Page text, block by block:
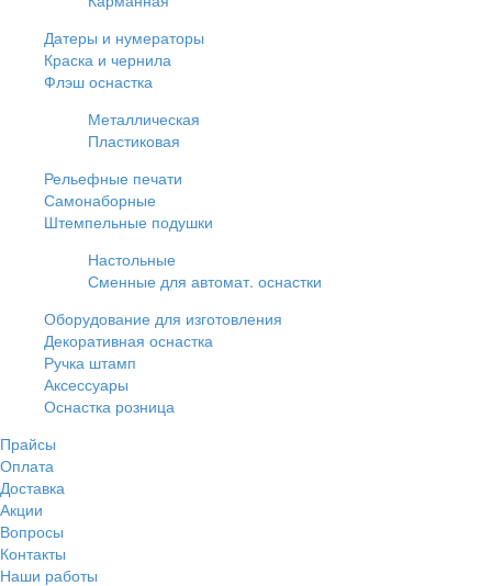
Датеры и нумераторы
Краска и чернила
Флэш оснастка
Металлическая
Пластиковая
Рельефные печати
Самонаборные
Штемпельные подушки
Настольные
Сменные для автомат. оснастки
Оборудование для изготовления
Декоративная оснастка
Ручка штамп
Аксессуары
Оснастка розница
Прайсы
Оплата
Доставка
Акции
Вопросы
Контакты
Наши работы